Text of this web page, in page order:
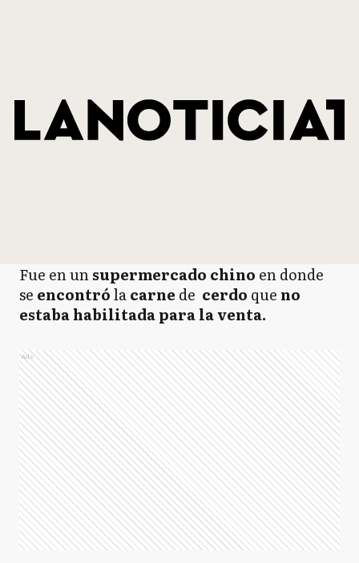
Fue en unsupermercado chino en donde
se encontrólacarne de cerdo que no
estaba habilitada para la venta.
Ads